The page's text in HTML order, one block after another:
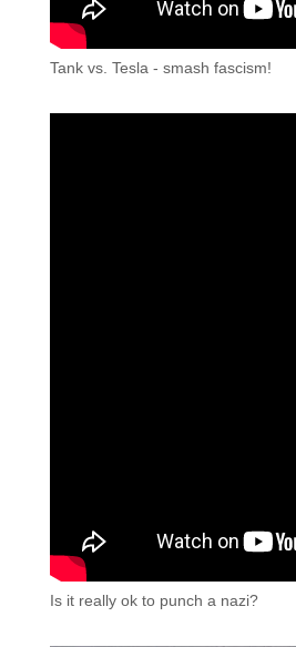
Tank vs. Tesla - smash fascism!
Is it really ok to punch a nazi?